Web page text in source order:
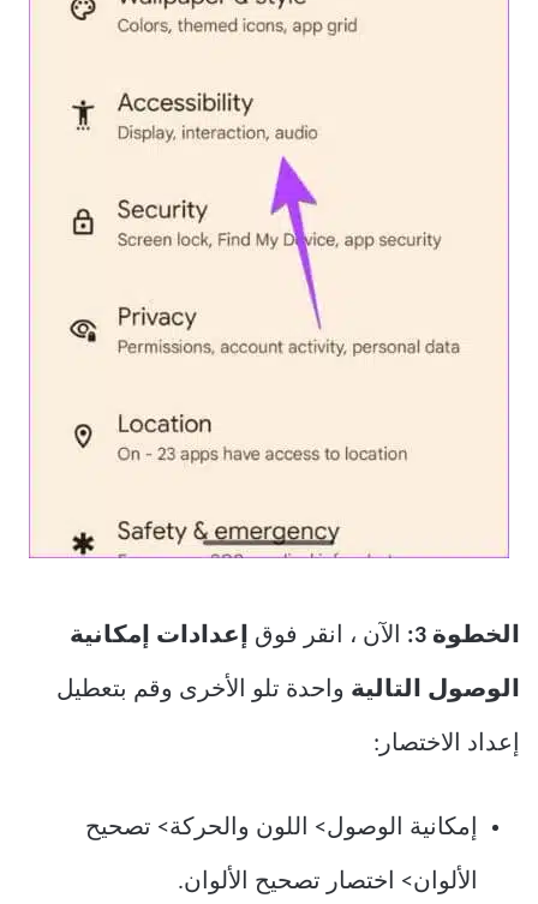
الخطوة 3: الآن ، انقر فوق إعدادات إمكانية
الوصول التالية واحدة تلو الأخرى وقم بتعطيل
إعداد الاختصار:
إمكانية الوصول> اللون والحركة> تصحيح
الألوان> اختصار تصحيح الألوان.